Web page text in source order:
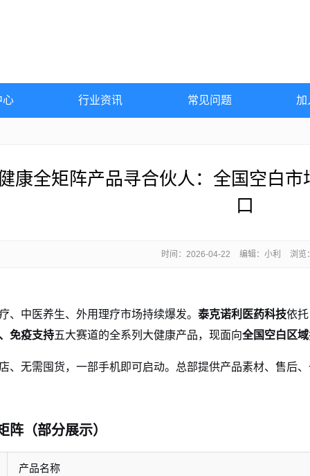
心 行业资讯 常见问题 加
康全矩阵产品寻合伙人：全国空白
口
时间： 2026-04-22 编辑：小利 浏览
、中医养生、外用理疗市场持续爆发。 泰克诺利医药科技依
免疫支持五大赛道的全系列大健康产品，现面向全国空白区域
、无需囤货，一部手机即可启动。总部提供产品素材、售后
阵（部分展示）
产品名称